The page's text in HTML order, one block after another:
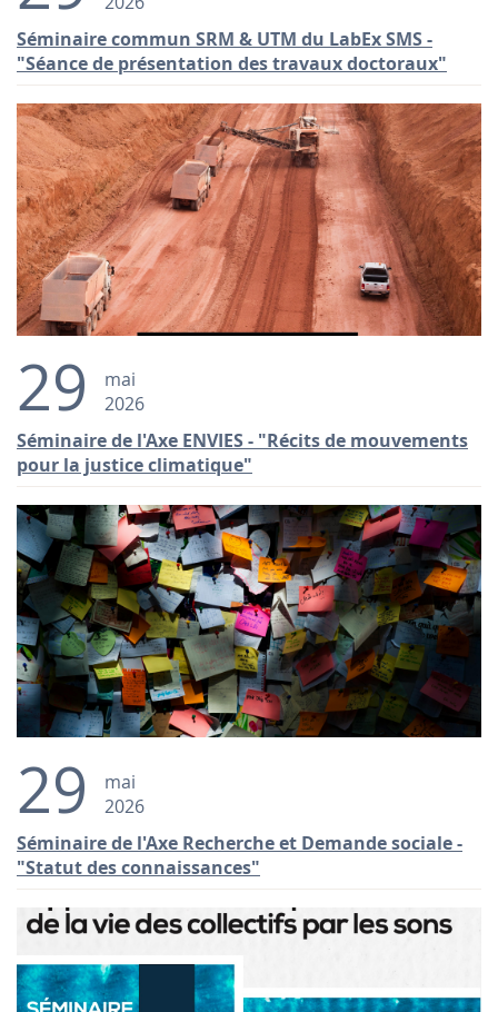
Séminaire commun SRM & UTM du LabEx SMS -
"Séance de présentation des travaux doctoraux"
29
mai
2026
Séminaire de l'Axe ENVIES - "Récits de mouvements
pour la justice climatique"
29
mai
2026
Séminaire de l'Axe Recherche et Demande sociale -
"Statut des connaissances"